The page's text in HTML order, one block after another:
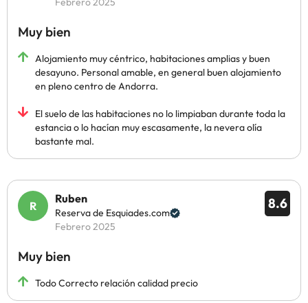
Muy bien
Alojamiento muy céntrico, habitaciones amplias y buen
desayuno. Personal amable, en general buen alojamiento
en pleno centro de Andorra.
El suelo de las habitaciones no lo limpiaban durante toda la
estancia o lo hacían muy escasamente, la nevera olía
bastante mal.
8.6
Ruben
Reserva de Esquiades.com
Febrero 2025
Muy bien
Todo Correcto relación calidad precio